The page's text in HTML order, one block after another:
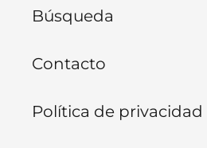
Búsqueda
Contacto
Política de privacidad